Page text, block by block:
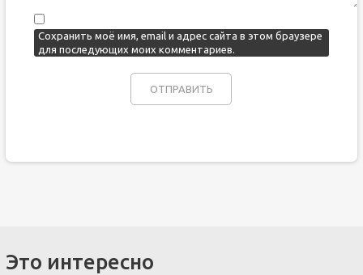
Сохранить моё имя, email и адрес сайта в этом браузере
для последующих моих комментариев.
Это интересно